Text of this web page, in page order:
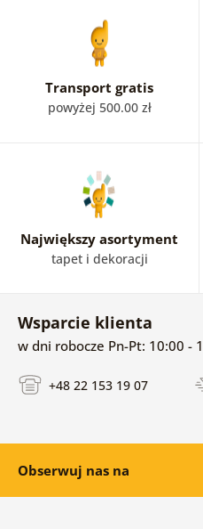
Transport gratis
powyżej 500.00 zł
Największy asortyment
tapet i dekoracji
Wsparcie klienta
w dni robocze Pn-Pt: 10:00 -
+48 22 153 19 07
Obserwuj nas na